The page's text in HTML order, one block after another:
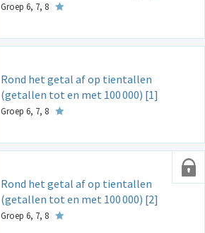
Groep 6, 7, 8
Rond het getal af op tientallen
(getallen tot en met 100000) [1]
Groep 6, 7, 8
Rond het getal af op tientallen
(getallen tot en met 100000) [2]
Groep 6, 7, 8